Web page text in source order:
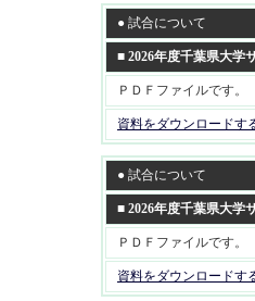
● 試合について
■ 2026年度千葉県大
ＰＤＦファイルです。
資料をダウンロードす
● 試合について
■ 2026年度千葉県大
ＰＤＦファイルです。
資料をダウンロードす